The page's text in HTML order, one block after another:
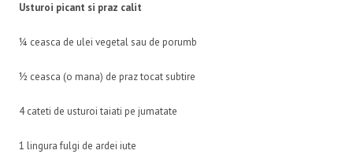
Usturoi picant si praz calit
¼ ceasca de ulei vegetal sau de porumb
½ ceasca (o mana) de praz tocat subtire
4 cateti de usturoi taiati pe jumatate
1 lingura fulgi de ardei iute